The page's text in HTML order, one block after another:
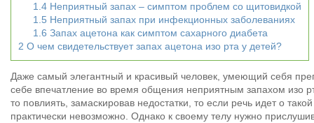
1.4 Неприятный запах – симптом проблем со щитовидкой
1.5 Неприятный запах при инфекционных заболеваниях
1.6 Запах ацетона как симптом сахарного диабета
2 О чем свидетельствует запах ацетона изо рта у детей?
Даже самый элегантный и красивый человек, умеющий себя
себе впечатление во время общения неприятным запахом
то повлиять, замаскировав недостатки, то если речь идет о
практически невозможно. Однако к своему телу нужно